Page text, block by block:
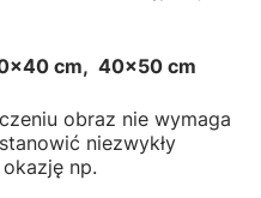
cm, 40x50 cm
obraz nie wymaga
niezwykły
np.